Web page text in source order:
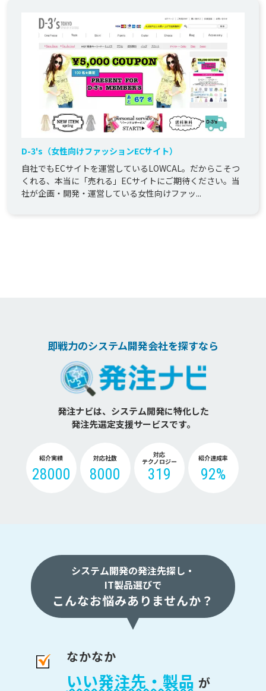
D-3's（女性向けファッションECサイト）
自社でもECサイトを運営しているLOWCAL。だからこそつ
くれる、本当に「売れる」ECサイトにご期待ください。当
社が企画・開発・運営している女性向けファッ...
即戦力のシステム開発会社を探すなら
発注ナビは、システム開発に特化した
発注先選定支援サービスです。
紹介実績
28000
対応社数
8000
対応
テクノロジー
319
紹介達成率
92%
システム開発の発注先探し・
IT製品選びで
こんなお悩みありませんか？
なかなか
いい発注先・製品 が